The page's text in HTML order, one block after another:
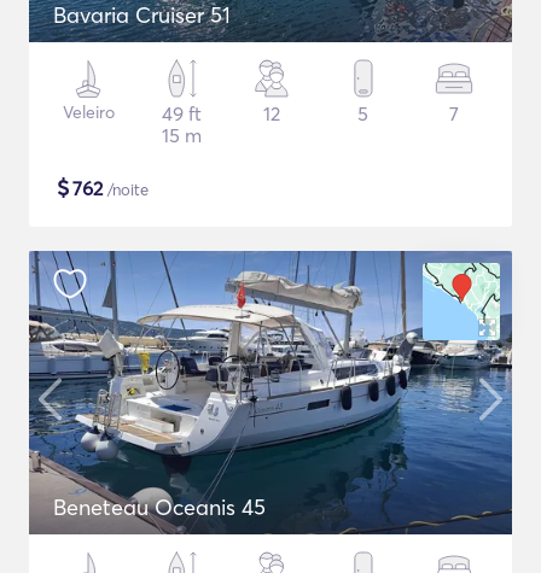
Bavaria Cruiser 51
Veleiro
49 ft
15 m
12 5 7
$762/noite
Beneteau Oceanis 45